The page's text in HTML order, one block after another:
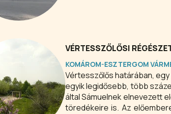
VÉRTESSZŐLŐSI
KOMÁROM-ESZTERGOM
Vértesszőlős határában,
egyik legidősebb, több
által Sámuelnek elnevezett
töredékeire is. Az